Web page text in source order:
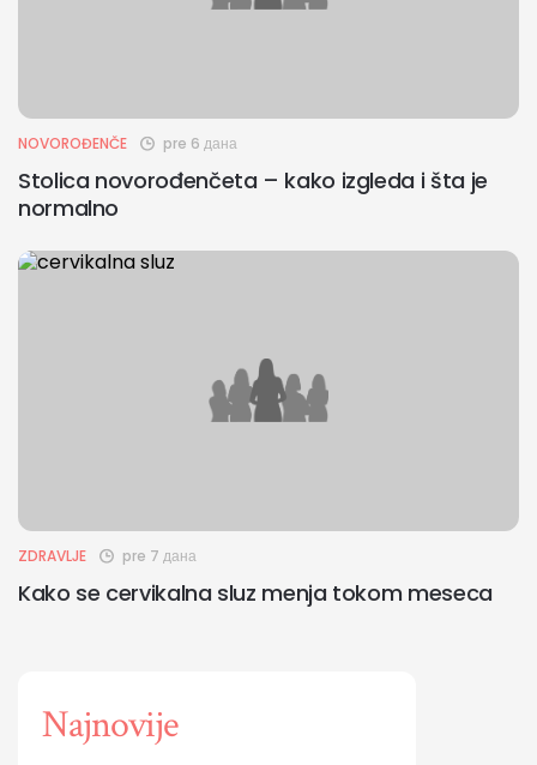
NOVOROĐENČE pre 6 дана
Stolica novorođenčeta – kako izgleda i šta je
normalno
ZDRAVLJE pre 7 дана
Kako se cervikalna sluz menja tokom meseca
Najnovije